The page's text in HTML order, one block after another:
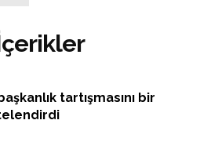
tartışmasını bir